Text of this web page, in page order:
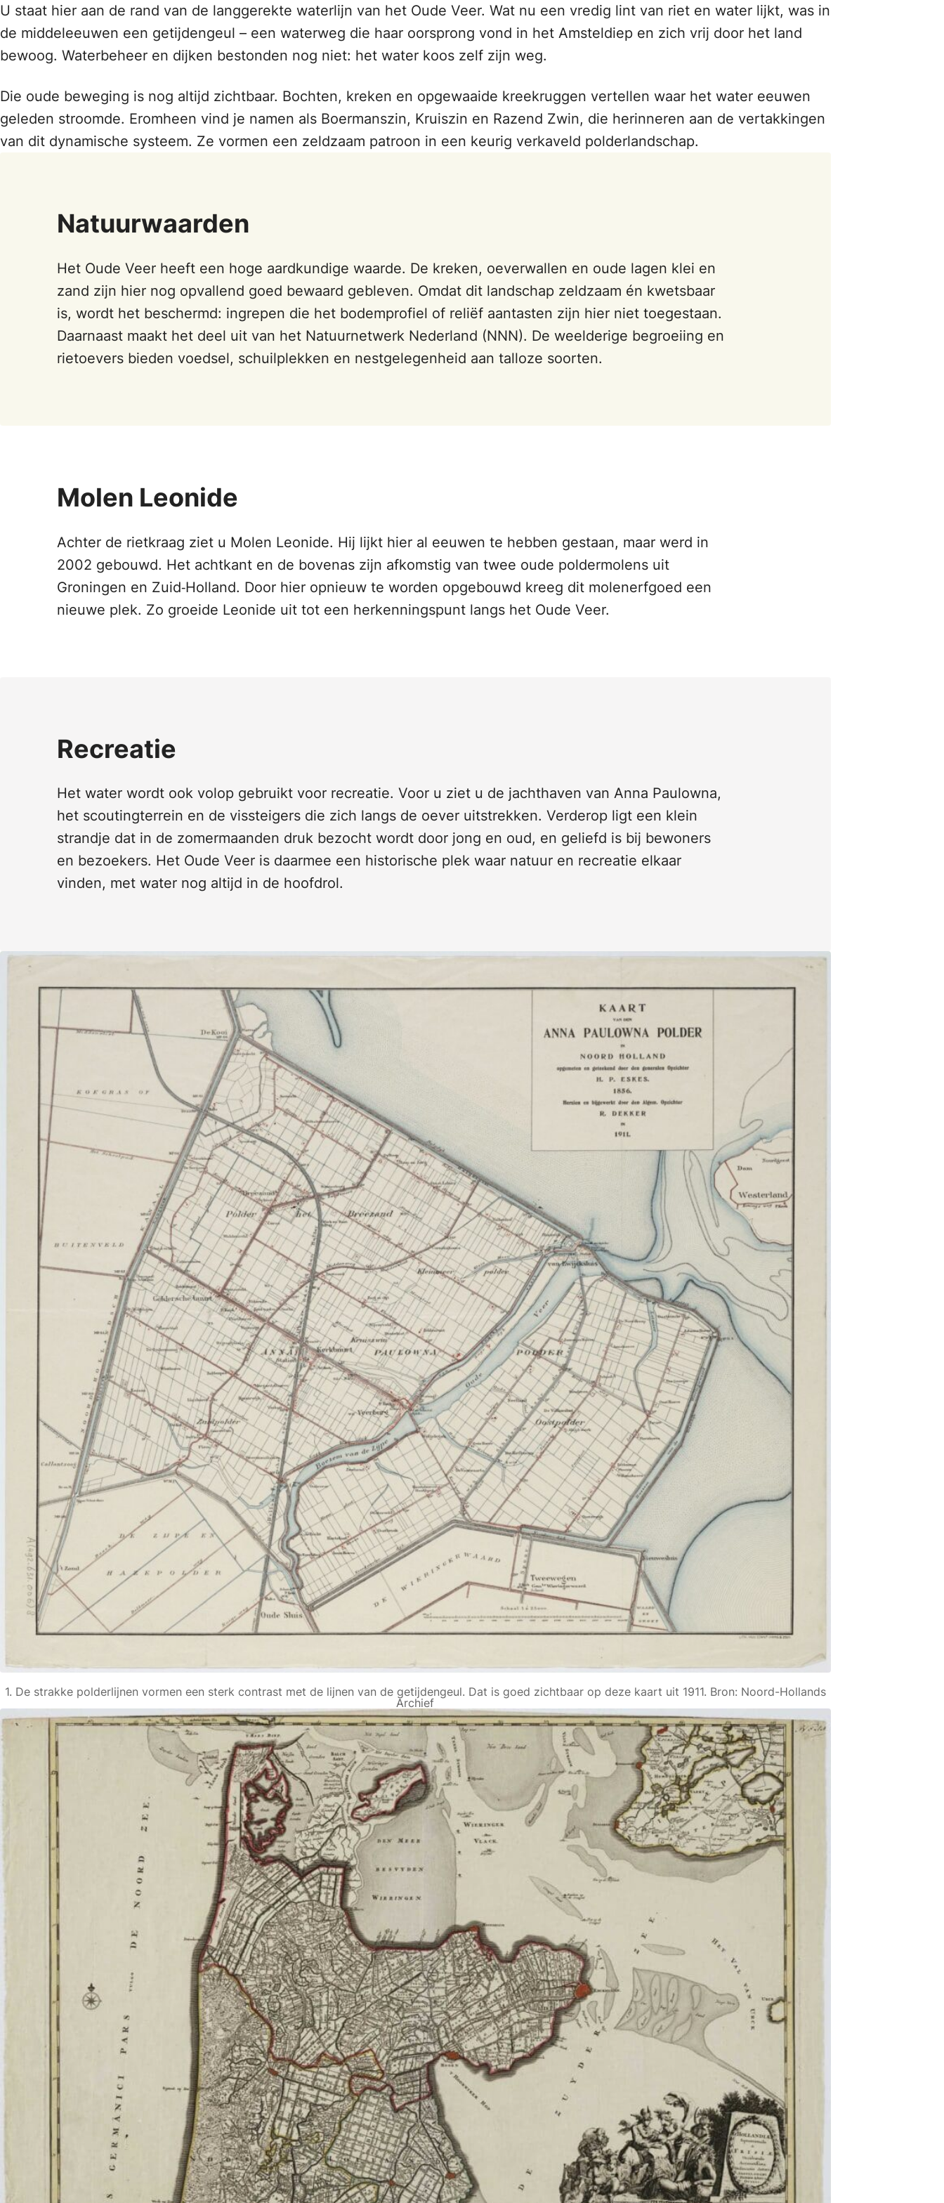
U staat hier aan de rand van de langgerekte waterlijn van het Oude Veer. Wat nu een vredig lint van riet en water lijkt, was in
de middeleeuwen een getijdengeul – een waterweg die haar oorsprong vond in het Amsteldiep en zich vrij door het land
bewoog. Waterbeheer en dijken bestonden nog niet: het water koos zelf zijn weg.
Die oude beweging is nog altijd zichtbaar. Bochten, kreken en opgewaaide kreekruggen vertellen waar het water eeuwen
geleden stroomde. Eromheen vind je namen als Boermanszin, Kruiszin en Razend Zwin, die herinneren aan de vertakkingen
van dit dynamische systeem. Ze vormen een zeldzaam patroon in een keurig verkaveld polderlandschap.
Natuurwaarden
Het Oude Veer heeft een hoge aardkundige waarde. De kreken, oeverwallen en oude lagen klei en
zand zijn hier nog opvallend goed bewaard gebleven. Omdat dit landschap zeldzaam én kwetsbaar
is, wordt het beschermd: ingrepen die het bodemprofiel of reliëf aantasten zijn hier niet toegestaan.
Daarnaast maakt het deel uit van het Natuurnetwerk Nederland (NNN). De weelderige begroeiing en
rietoevers bieden voedsel, schuilplekken en nestgelegenheid aan talloze soorten.
Molen Leonide
Achter de rietkraag ziet u Molen Leonide. Hij lijkt hier al eeuwen te hebben gestaan, maar werd in
2002 gebouwd. Het achtkant en de bovenas zijn afkomstig van twee oude poldermolens uit
Groningen en Zuid‑Holland. Door hier opnieuw te worden opgebouwd kreeg dit molenerfgoed een
nieuwe plek. Zo groeide Leonide uit tot een herkenningspunt langs het Oude Veer.
Recreatie
Het water wordt ook volop gebruikt voor recreatie. Voor u ziet u de jachthaven van Anna Paulowna,
het scoutingterrein en de vissteigers die zich langs de oever uitstrekken. Verderop ligt een klein
strandje dat in de zomermaanden druk bezocht wordt door jong en oud, en geliefd is bij bewoners
en bezoekers. Het Oude Veer is daarmee een historische plek waar natuur en recreatie elkaar
vinden, met water nog altijd in de hoofdrol.
1. De strakke polderlijnen vormen een sterk contrast met de lijnen van de getijdengeul. Dat is goed zichtbaar op deze kaart uit 1911. Bron: Noord-Hollands
Archief